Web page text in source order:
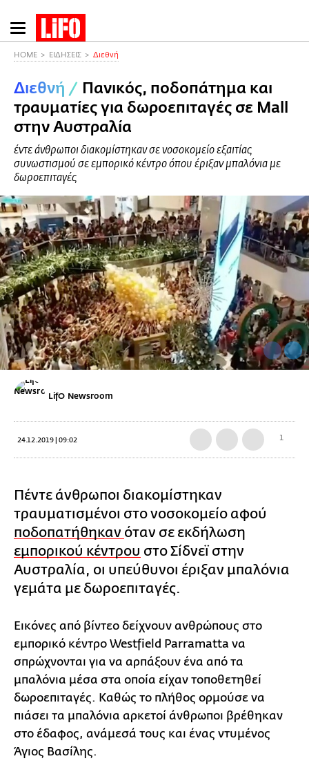
Παράκαμψη
προς
περιεχόμενο
HOME ΕΙΔΗΣΕΙΣ Διεθνή
Διεθνή / Πανικός, ποδοπάτημα και
τραυματίες για δωροεπιταγές σε Mall
στην Αυστραλία
έντε άνθρωποι διακομίστηκαν σε νοσοκομείο εξαιτίας
συνωστισμού σε εμπορικό κέντρο όπου έριξαν μπαλόνια με
δωροεπιταγές
LifO Newsroom
24.12.2019 | 09:02 1
Πέντε άνθρωποι διακομίστηκαν
τραυματισμένοι στο νοσοκομείο αφού
ποδοπατήθηκαν όταν σε εκδήλωση
εμπορικού κέντρου στο Σίδνεϊ στην
Αυστραλία, οι υπεύθυνοι έριξαν μπαλόνια
γεμάτα με δωροεπιταγές.
Εικόνες από βίντεο δείχνουν ανθρώπους στο
εμπορικό κέντρο Westfield Parramatta να
σπρώχνονται για να αρπάξουν ένα από τα
μπαλόνια μέσα στα οποία είχαν τοποθετηθεί
δωροεπιταγές. Καθώς το πλήθος ορμούσε να
πιάσει τα μπαλόνια αρκετοί άνθρωποι βρέθηκαν
στο έδαφος, ανάμεσά τους και ένας ντυμένος
Άγιος Βασίλης.